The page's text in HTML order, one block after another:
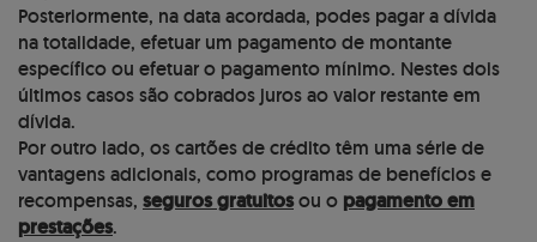
Posteriormente, na data acordada, podes pagar a dívida
na totalidade, efetuar um pagamento de montante
específico ou efetuar o pagamento mínimo. Nestes dois
últimos casos são cobrados juros ao valor restante em
dívida.
Por outro lado, os cartões de crédito têm uma série de
vantagens adicionais, como programas de benefícios e
recompensas, seguros gratuitosou o pagamento em
prestações.